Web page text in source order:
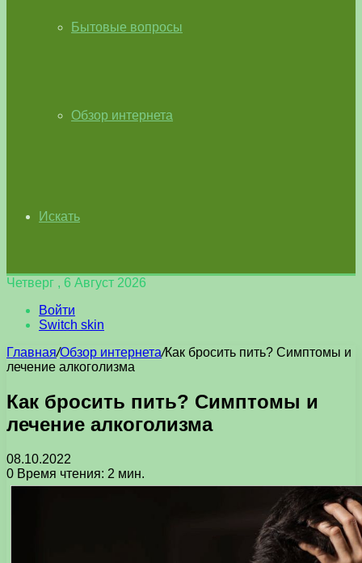
Бытовые вопросы
Обзор интернета
Искать
Четверг , 6 Август 2026
Войти
Switch skin
Главная/Обзор интернета/Как бросить пить? Симптомы и
лечение алкоголизма
Как бросить пить? Симптомы и
лечение алкоголизма
08.10.2022
0 Время чтения: 2 мин.